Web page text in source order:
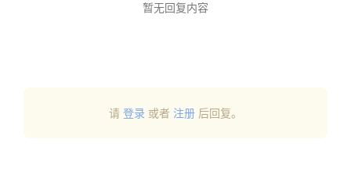
暂无回复内容
请 登录 或者 注册 后回复。